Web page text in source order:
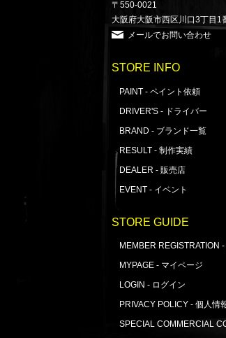
〒550-0021
大阪府大阪市西区川口3丁目1
メールでお問い合わせ
STORE INFO
PAINT - ペイント依頼
DRIVER'S - ドライバー
BRAND - ブランド一覧
RESULT - 制作実績
DEALER - 販売店
EVENT - イベント
STORE GUIDE
MEMBER REGISTRATION
MYPAGE - マイページ
LOGIN - ログイン
PRIVACY POLICY - 個人情
SPECIAL COMMERCIAL